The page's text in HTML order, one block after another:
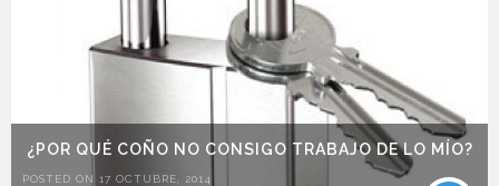
¿POR QUÉ COÑO NO CONSIGO TRABAJO DE LO MÍO?
POSTED ON 17 OCTUBRE, 2014